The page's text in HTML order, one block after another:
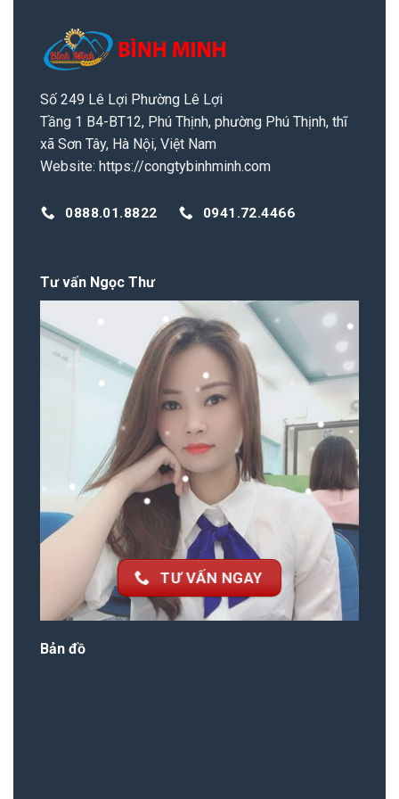
Số 249 Lê Lợi Phường Lê Lợi
Tầng 1 B4-BT12, Phú Thịnh, phường Phú Thịnh, thĩ
xã Sơn Tây, Hà Nội, Việt Nam
Website: https://congtybinhminh.com
0888.01.8822 0941.72.4466
Tư vấn Ngọc Thư
TƯ VẤN NGAY
Bản đồ